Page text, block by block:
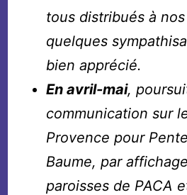
tous distribués à
quelques
bien apprécié.
En avril-mai,
communication sur
Provence pour
Baume, par
paroisses de PACA